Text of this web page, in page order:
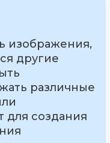
изображения,
другие
различные
для создания